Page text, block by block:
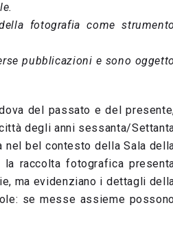
fotografia come strumento
pubblicazioni e sono oggetto
del passato e del
degli anni sessanta/
nel bel contesto della Sala
raccolta fotografica
ma evidenziano i dettagli
se messe assieme